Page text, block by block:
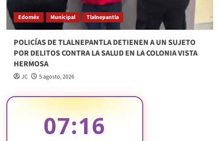
Edoméx Municipal Tlalnepantla
POLICÍAS DE TLALNEPANTLA DETIENEN A UN SUJETO
POR DELITOS CONTRA LA SALUD EN LA COLONIA VISTA
HERMOSA
JC 5 agosto, 2026
07:16